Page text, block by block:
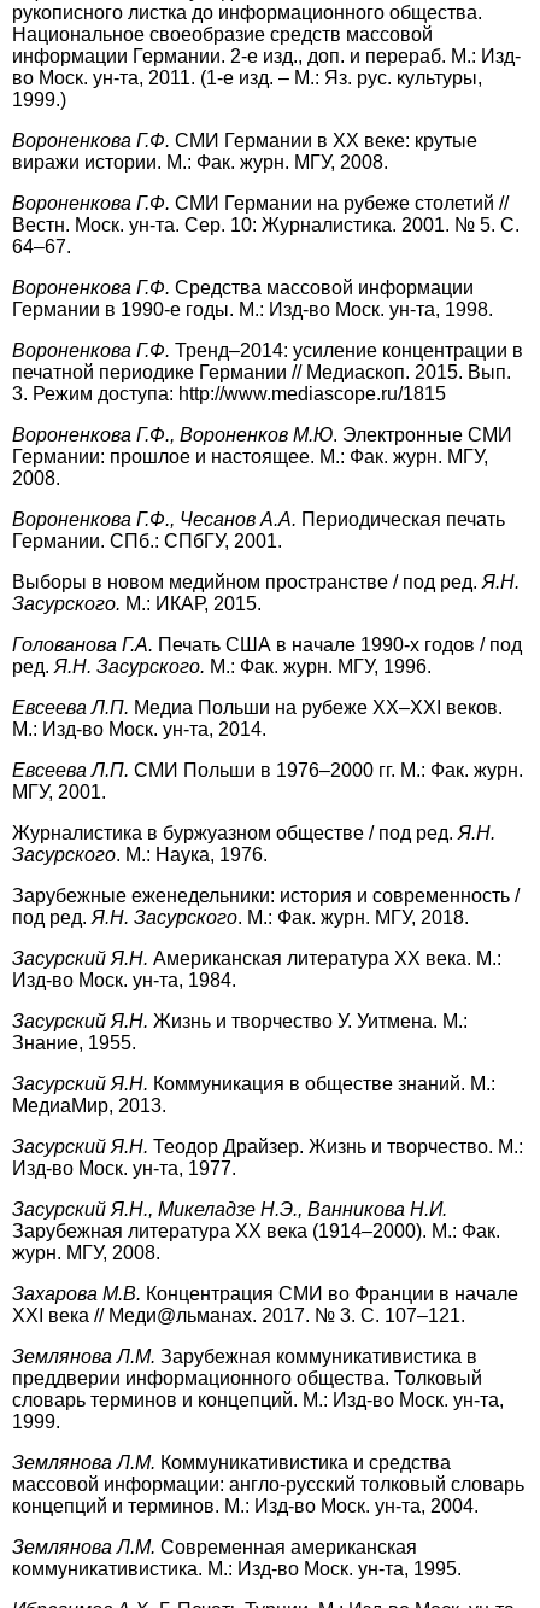
рукописного листка до информационного общества.
Национальное своеобразие средств массовой
информации Германии. 2-е изд., доп. и перераб. М.: Изд-
во Моск. ун-та, 2011. (1-е изд. – М.: Яз. рус. культуры,
1999.)
Вороненкова Г.Ф. СМИ Германии в ХХ веке: крутые
виражи истории. М.: Фак. журн. МГУ, 2008.
Вороненкова Г.Ф. СМИ Германии на рубеже столетий //
Вестн. Моск. ун-та. Сер. 10: Журналистика. 2001. № 5. С.
64–67.
Вороненкова Г.Ф. Средства массовой информации
Германии в 1990-е годы. М.: Изд-во Моск. ун-та, 1998.
Вороненкова Г.Ф. Тренд–2014: усиление концентрации в
печатной периодике Германии // Медиаскоп. 2015. Вып.
3. Режим доступа: http://www.mediascope.ru/1815
Вороненкова Г.Ф., Вороненков М.Ю. Электронные СМИ
Германии: прошлое и насто­ящее. М.: Фак. журн. МГУ,
2008.
Вороненкова Г.Ф., Чесанов А.А. Периодическая печать
Германии. СПб.: СПбГУ, 2001.
Выборы в новом медийном пространстве / под ред. Я.Н.
Засурского. М.: ИКАР, 2015.
Голованова Г.А. Печать США в начале 1990-х годов / под
ред. Я.Н. Засурского. М.: Фак. журн. МГУ, 1996.
Евсеева Л.П. Медиа Польши на рубеже ХХ–ХХI веков.
М.: Изд-во Моск. ун-та, 2014.
Евсеева Л.П. СМИ Польши в 1976–2000 гг. М.: Фак. журн.
МГУ, 2001.
Журналистика в буржуазном обществе / под ред. Я.Н.
Засурского. М.: Наука, 1976.
Зарубежные еженедельники: история и современность /
под ред. Я.Н. Засурского. М.: Фак. журн. МГУ, 2018.
Засурский Я.Н. Американская литература ХХ века. М.:
Изд-во Моск. ун-та, 1984.
Засурский Я.Н. Жизнь и творчество У. Уитмена. М.:
Знание, 1955.
Засурский Я.Н. Коммуникация в обществе знаний. М.:
МедиаМир, 2013.
Засурский Я.Н. Теодор Драйзер. Жизнь и творчество. М.:
Изд-во Моск. ун-та, 1977.
Засурский Я.Н., Микеладзе Н.Э., Ванникова Н.И.
Зарубежная литература ХХ века (1914–2000). М.: Фак.
журн. МГУ, 2008.
Захарова М.В. Концентрация СМИ во Франции в начале
ХХI века // Меди@льманах. 2017. № 3. С. 107–121.
Землянова Л.М. Зарубежная коммуникативистика в
преддверии информационного общества. Толковый
словарь терминов и концепций. М.: Изд-во Моск. ун-та,
1999.
Землянова Л.М. Коммуникативистика и средства
массовой информации: англо-русский толковый словарь
концепций и терминов. М.: Изд-во Моск. ун-та, 2004.
Землянова Л.М. Современная американская
коммуникативистика. М.: Изд-во Моск. ун-та, 1995.